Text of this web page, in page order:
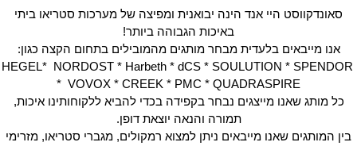
סאונדקווסט היי אנד הינה יבואנית ומפיצה של מערכות סטריאו ביתי
באיכות הגבוהה ביותר!
אנו מייבאים בלעדית מבחר מותגים מהמובילים בתחום הקצה כגון:
HEGEL* NORDOST * Harbeth * dCS * SOULUTION * SPENDOR
* VOVOX * CREEK * PMC * QUADRASPIRE
כל מותג שאנו מייצגים נבחר בקפידה בכדי להביא ללקוחותינו איכות,
תמורה והנאה יוצאת דופן.
בין המותגים שאנו מייבאים ניתן למצוא רמקולים, מגברי סטריאו, מזרימי